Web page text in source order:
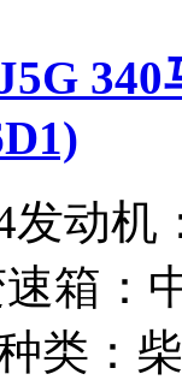
发动机
箱：
类：